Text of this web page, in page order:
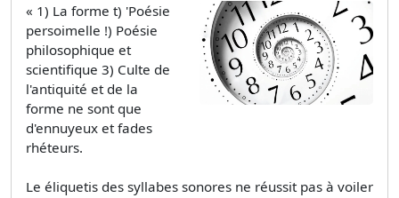
« 1) La forme t) 'Poésie
persoimelle !) Poésie
philosophique et
scientifique 3) Culte de
l'antiquité et de la
forme ne sont que
d'ennuyeux et fades
rhéteurs.
Le éliquetis des syllabes sonores ne réussit pas à voiler